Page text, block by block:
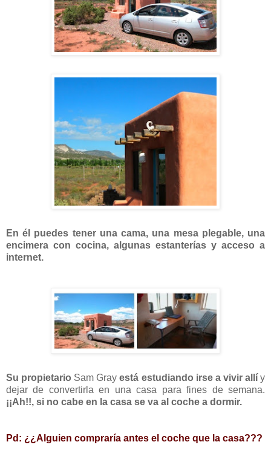
En él puedes tener una cama, una mesa plegable, una
encimera con cocina, algunas estanterías y acceso a
internet.
Su propietario Sam Grayestá estudiando irse a vivir allíy
dejar de convertirla en una casa para fines de semana.
¡¡Ah!!, si no cabe en la casa se va al coche a dormir.
Pd: ¿¿Alguien compraría antes el coche que la casa???